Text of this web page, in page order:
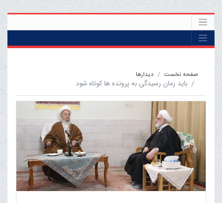
صفحه نخست ديدارها
باید زمان رسیدگی به پرونده ها کوتاه شود